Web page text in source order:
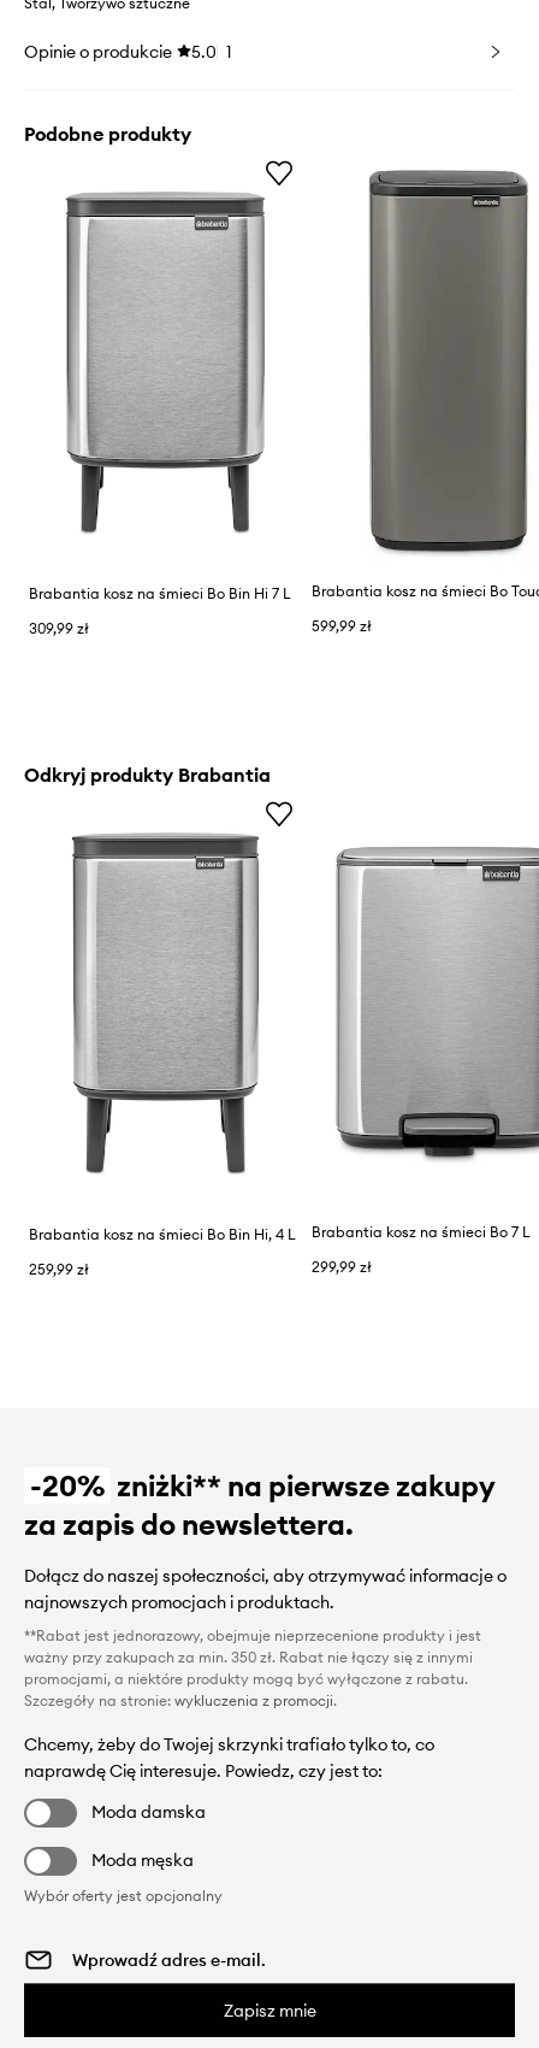
Opinie o produkcie 5.0 1
Podobne produkty
Brabantia kosz na śmieci Bo Bin Hi 7 L
309,99 zł
599,99 zł
Odkryj produkty Brabantia
Brabantia kosz na śmieci Bo Bin Hi, 4 L
259,99 zł
Brabantia kosz na śmieci Bo 7 L
299,99 zł
-20% zniżki** na pierwsze zakupy
za zapis do newslettera.
Dołącz do naszej społeczności, aby otrzymywać informacje o
najnowszych promocjach i produktach.
**Rabat jest jednorazowy, obejmuje nieprzecenione produkty i jest
ważny przy zakupach za min. 350 zł. Rabat nie łączy się z innymi
promocjami, a niektóre produkty mogą być wyłączone z rabatu.
Szczegóły na stronie: wykluczenia z promocji.
Chcemy, żeby do Twojej skrzynki trafiało tylko to, co
naprawdę Cię interesuje. Powiedz, czy jest to:
Moda damska
Moda męska
Wybór oferty jest opcjonalny
Zapisz mnie